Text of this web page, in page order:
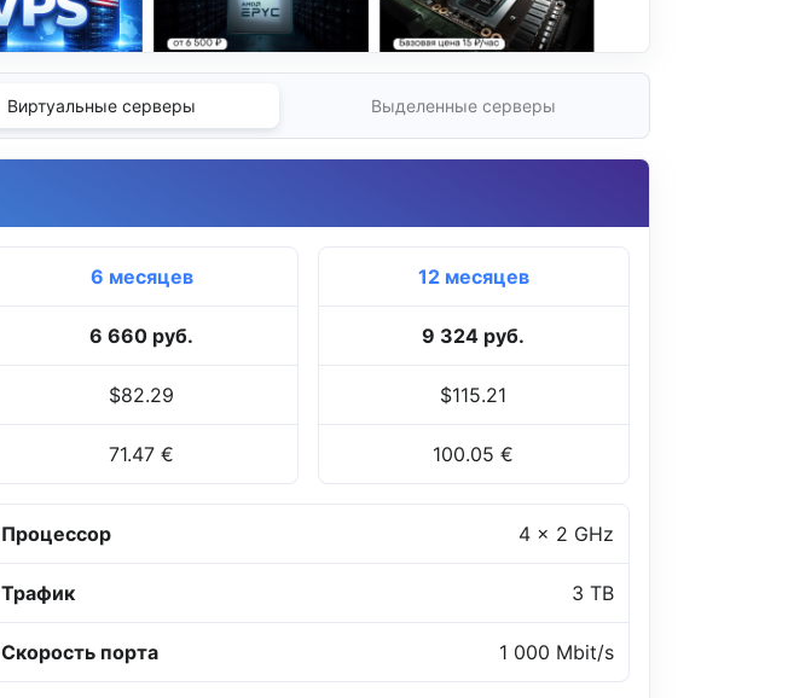
Виртуальные серверы Выделенные серверы
6 месяцев
6 660 руб.
$82.29
71.47 €
12 месяцев
9 324 руб.
$115.21
100.05 €
Процессор 4 x 2 GHz
Трафик 3 TB
Скорость порта 1 000 Mbit/s